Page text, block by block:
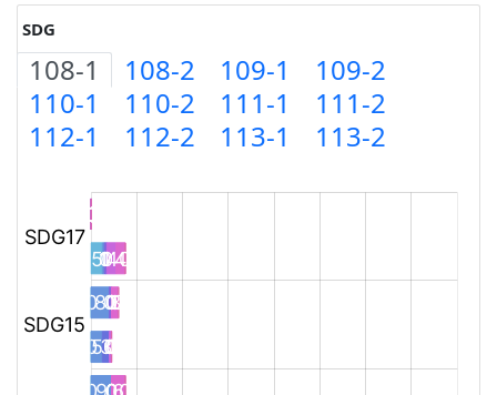
SDG
108-1 108-2 109-1
109-2
110-1
110-2 111-1
111-2
112-1
112-2 113-1 113-2